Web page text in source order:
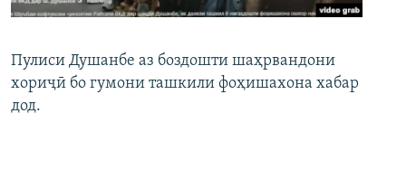
Пулиси Душанбе аз боздошти шаҳрвандони
хориҷӣ бо гумони ташкили фоҳишахона хабар
дод.